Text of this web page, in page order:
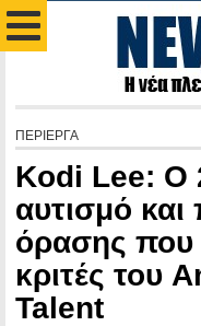
ΠΕΡΙΕΡΓΑ
Kodi Lee: Ο
αυτισμό
όρασης που
κριτές του
Talent